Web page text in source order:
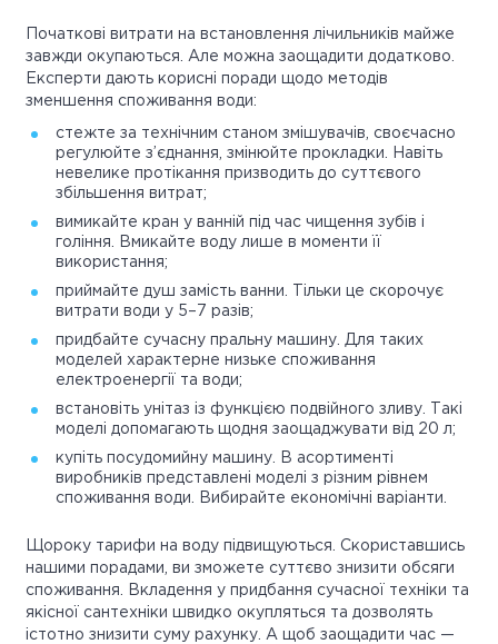
Початкові витрати на встановлення лічильників майже
завжди окупаються. Але можна заощадити додатково.
Експерти дають корисні поради щодо методів
зменшення споживання води:
стежте за технічним станом змішувачів, своєчасно
регулюйте з’єднання, змінюйте прокладки. Навіть
невелике протікання призводить до суттєвого
збільшення витрат;
вимикайте кран у ванній під час чищення зубів і
гоління. Вмикайте воду лише в моменти її
використання;
приймайте душ замість ванни. Тільки це скорочує
витрати води у 5–7 разів;
придбайте сучасну пральну машину. Для таких
моделей характерне низьке споживання
електроенергії та води;
встановіть унітаз із функцією подвійного зливу. Такі
моделі допомагають щодня заощаджувати від 20 л;
купіть посудомийну машину. В асортименті
виробників представлені моделі з різним рівнем
споживання води. Вибирайте економічні варіанти.
Щороку тарифи на воду підвищуються. Скориставшись
нашими порадами, ви зможете суттєво знизити обсяги
споживання. Вкладення у придбання сучасної техніки та
якісної сантехніки швидко окупляться та дозволять
істотно знизити суму рахунку. А щоб заощадити час —